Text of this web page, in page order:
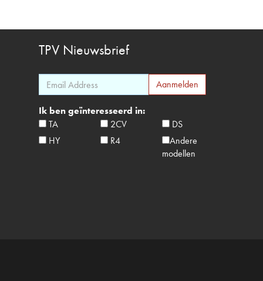
TPV Nieuwsbrief
Ik ben geïnteresseerd in:
TA
2CV
DS
HY
R4
Andere
modellen